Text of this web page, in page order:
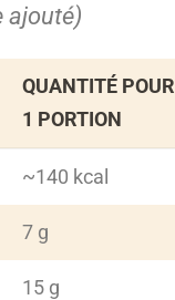
ajouté)
QUANTITÉ POUR
1 PORTION
~140 kcal
7 g
15 g